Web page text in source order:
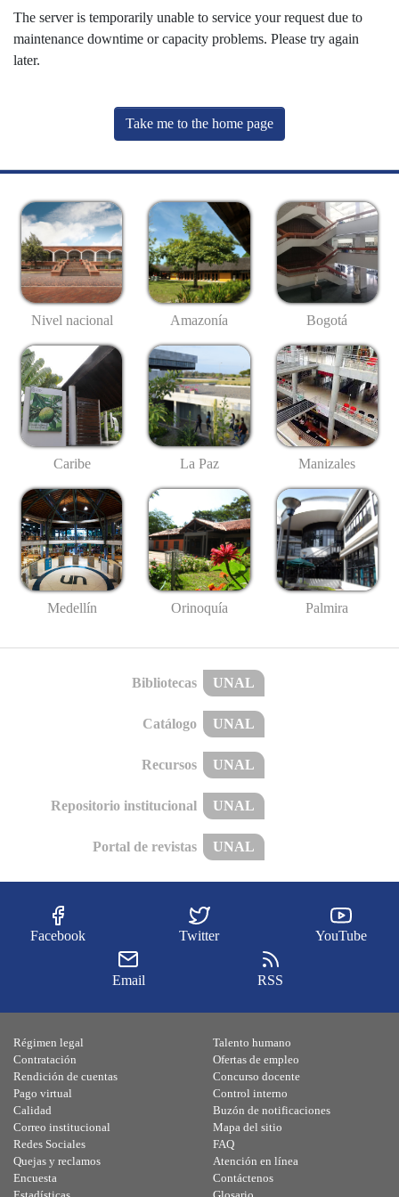
The server is temporarily unable to service your request due to
maintenance downtime or capacity problems. Please try again
later.
Take me to the home page
Nivel nacional Amazonía Bogotá
Caribe La Paz Manizales
Medellín Orinoquía Palmira
Bibliotecas UNAL
Catálogo UNAL
Recursos UNAL
Repositorio institucional UNAL
Portal de revistas UNAL
Facebook Twitter YouTube
Email RSS
Régimen legal
Contratación
Rendición de cuentas
Pago virtual
Calidad
Talento humano
Ofertas de empleo
Concurso docente
Control interno
Buzón de notificaciones
Correo institucional
Redes Sociales
Quejas y reclamos
Encuesta
Mapa del sitio
FAQ
Atención en línea
Contáctenos